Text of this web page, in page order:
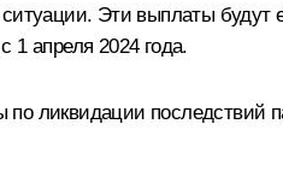
Эти выплаты будут
1 апреля 2024 года.
ликвидации последствий